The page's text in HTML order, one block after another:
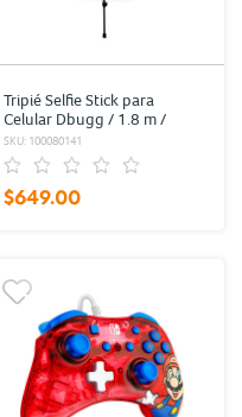
Tripié Selfie Stick para
Celular Dbugg / 1.8 m /
Negro
SKU: 100080141
$649.00